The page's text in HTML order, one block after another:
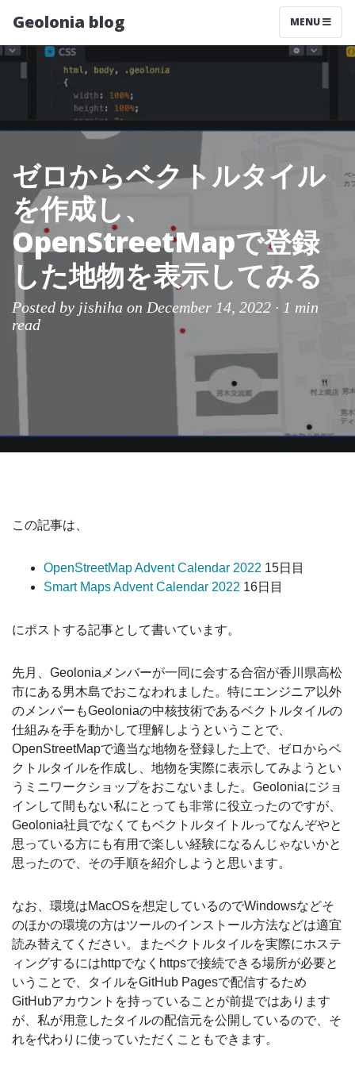
Geolonia blog MENU
ゼロからベクトルタイル
を作成し、
OpenStreetMapで登録
した地物を表示してみる
Posted by jishiha on December 14, 2022 · 1 min
read
この記事は、
OpenStreetMap Advent Calendar 2022 15日目
Smart Maps Advent Calendar 2022 16日目
にポストする記事として書いています。
先月、Geoloniaメンバーが一同に会する合宿が香川県高松
市にある男木島でおこなわれました。特にエンジニア以外
のメンバーもGeoloniaの中核技術であるベクトルタイルの
仕組みを手を動かして理解しようということで、
OpenStreetMapで適当な地物を登録した上で、ゼロからベ
クトルタイルを作成し、地物を実際に表示してみようとい
うミニワークショップをおこないました。Geoloniaにジョ
インして間もない私にとっても非常に役立ったのですが、
Geolonia社員でなくてもベクトルタイトルってなんぞやと
思っている方にも有用で楽しい経験になるんじゃないかと
思ったので、その手順を紹介しようと思います。
なお、環境はMacOSを想定しているのでWindowsなどそ
のほかの環境の方はツールのインストール方法などは適宜
読み替えてください。またベクトルタイルを実際にホステ
ィングするにはhttpでなくhttpsで接続できる場所が必要と
いうことで、タイルをGitHub Pagesで配信するため
GitHubアカウントを持っていることが前提ではあります
が、私が用意したタイルの配信元を公開しているので、そ
れを代わりに使っていただくこともできます。